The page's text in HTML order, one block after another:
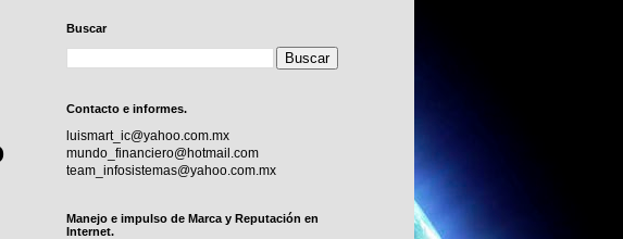
Buscar
Contacto e informes.
luismart_ic@yahoo.com.mx
mundo_financiero@hotmail.com
team_infosistemas@yahoo.com.mx
Manejo e impulso de Marca y Reputación en
Internet.